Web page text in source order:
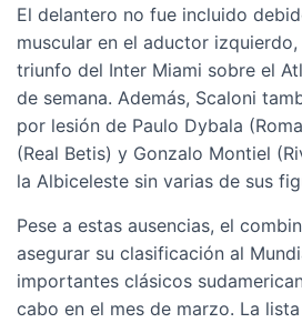
El delantero no fue incluido
muscular en el aductor
triunfo del Inter Miami sobre el
de semana. Además, Scaloni
por lesión de Paulo Dybala
(Real Betis) y Gonzalo Montiel
la Albiceleste sin varias de sus
Pese a estas ausencias, el
asegurar su clasificación al
importantes clásicos
cabo en el mes de marzo. La